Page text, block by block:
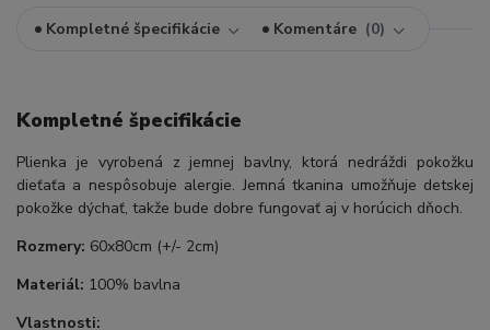
Kompletné špecifikácie Komentáre 0
Kompletné špecifikácie
Plienka je vyrobená z jemnej bavlny, ktorá nedráždi pokožku
dieťaťa a nespôsobuje alergie. Jemná tkanina umožňuje detskej
pokožke dýchať, takže bude dobre fungovať aj v horúcich dňoch.
Rozmery: 60x80cm (+/- 2cm)
Materiál: 100% bavlna
Vlastnosti: